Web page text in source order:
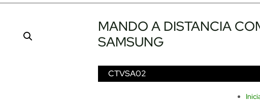
MANDO A DISTANCIA
SAMSUNG
CTVSA02